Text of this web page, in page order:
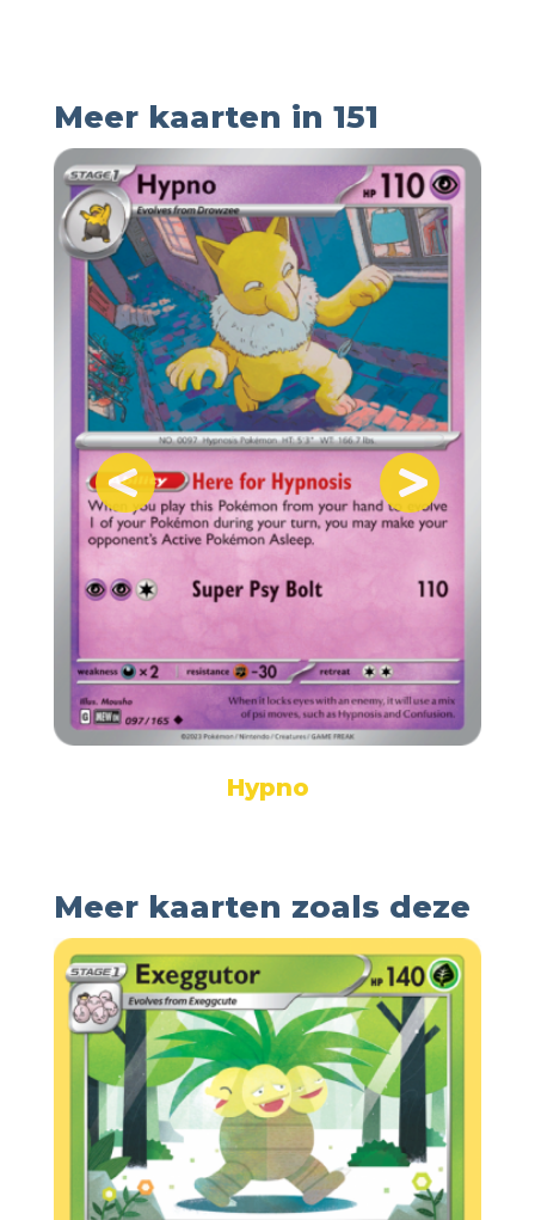
Meer kaarten in 151
Hypno
Meer kaarten zoals deze